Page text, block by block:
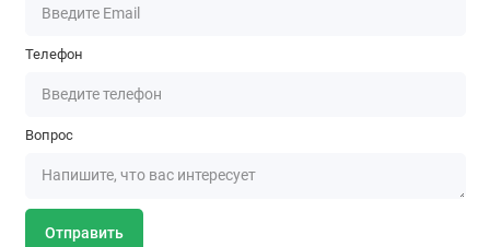
Телефон
Вопрос
Отправить